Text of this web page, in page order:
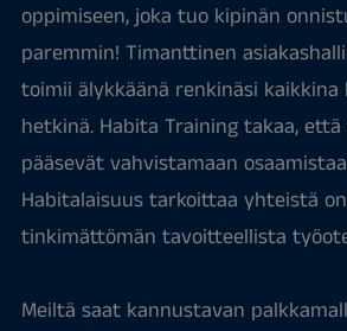
oppimiseen, joka tuo kipinän
paremmin! Timanttinen
toimii älykkäänä renkinäsi kaikkina
hetkinä. Habita Training takaa,
pääsevät vahvistamaan
Habitalaisuus tarkoittaa yhteistä
tinkimättömän tavoitteellista
Meiltä saat kannustavan